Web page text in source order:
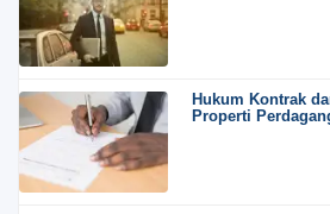
Hukum Kontrak
Properti